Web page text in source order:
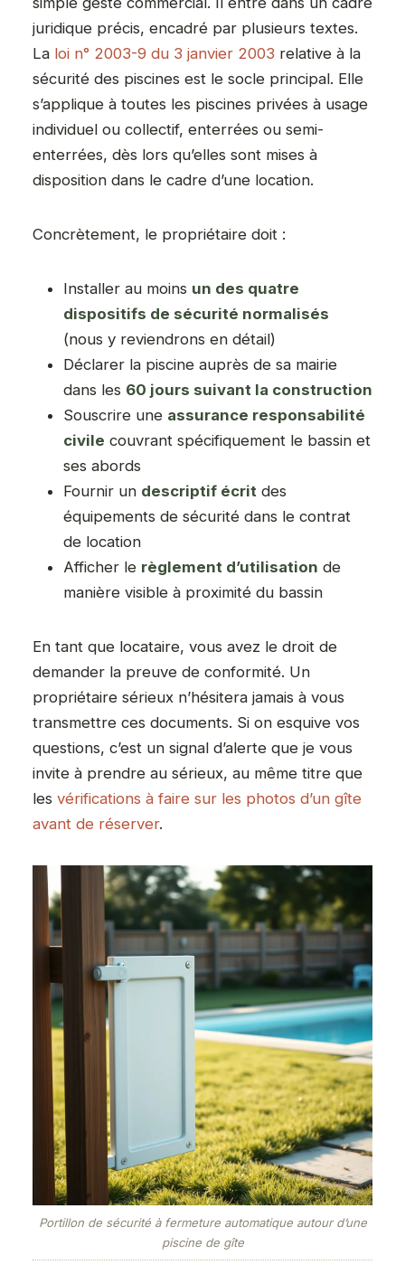
juridique précis, encadré par plusieurs textes.
La loi n° 2003-9 du 3 janvier 2003 relative à la
sécurité des piscines est le socle principal. Elle
s’applique à toutes les piscines privées à usage
individuel ou collectif, enterrées ou semi-
enterrées, dès lors qu’elles sont mises à
disposition dans le cadre d’une location.
Concrètement, le propriétaire doit :
Installer au moins un des quatre
dispositifs de sécurité normalisés
(nous y reviendrons en détail)
Déclarer la piscine auprès de sa mairie
dans les 60 jours suivant la construction
Souscrire une assurance responsabilité
civile couvrant spécifiquement le bassin et
ses abords
Fournir un descriptif écrit des
équipements de sécurité dans le contrat
de location
Afficher le règlement d’utilisation de
manière visible à proximité du bassin
En tant que locataire, vous avez le droit de
demander la preuve de conformité. Un
propriétaire sérieux n’hésitera jamais à vous
transmettre ces documents. Si on esquive vos
questions, c’est un signal d’alerte que je vous
invite à prendre au sérieux, au même titre que
les vérifications à faire sur les photos d’un gîte
avant de réserver.
Portillon de sécurité à fermeture automatique autour d’une
piscine de gîte